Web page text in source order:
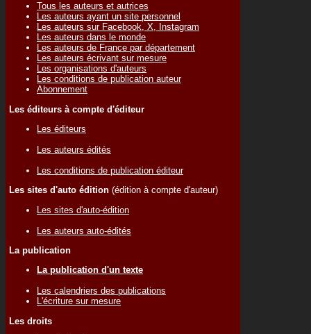
Tous les auteurs et autrices
Les auteurs ayant un site personnel
Les auteurs sur Facebook, X, Instagram
Les auteurs dans le monde
Les auteurs de France par département
Les auteurs écrivant sur mesure
Les organisations d'auteurs
Les conditions de publication auteur
Abonnement
Les éditeurs à compte d'éditeur
Les éditeurs
Les auteurs édités
Les conditions de publication éditeur
Les sites d'auto édition (édition à compte d'auteur)
Les sites d'auto-édition
Les auteurs auto-édités
La publication
La publication d'un texte
Les calendriers des publications
L'écriture sur mesure
Les droits